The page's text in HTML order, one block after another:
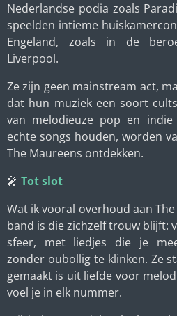
Nederlandse podia zoals
speelden intieme
Engeland, zoals in de
Liverpool.
Ze zijn geen mainstream act,
dat hun muziek een soort
van melodieuze pop en
echte songs houden, worden
The Maureens ontdekken.
🎤 Tot slot
Wat ik vooral overhoud aan
band is die zichzelf trouw blijft:
sfeer, met liedjes die je
zonder oubollig te klinken. Ze
gemaakt is uit liefde voor
voel je in elk nummer.